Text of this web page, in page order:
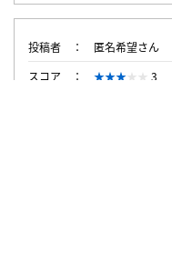
投稿者
匿名希望さん
スコア
3